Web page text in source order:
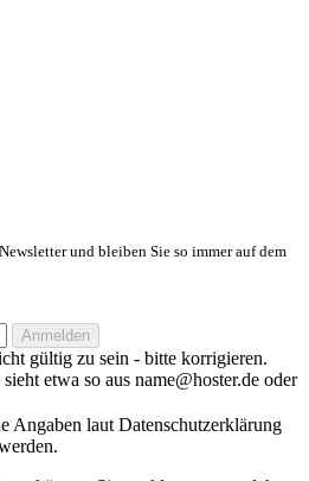
und bleiben Sie so immer auf dem
Anmelden
gültig zu sein - bitte korrigieren.
etwa so aus name@hoster.de oder
Angaben laut Datenschutzerklärung